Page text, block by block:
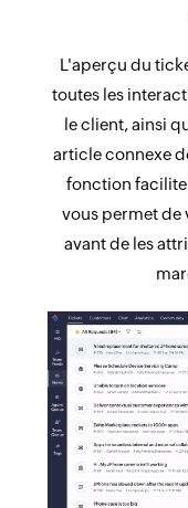
L'aperçu du
toutes les
le client, ainsi
article connexe
fonction facilite
vous permet de
avant de les